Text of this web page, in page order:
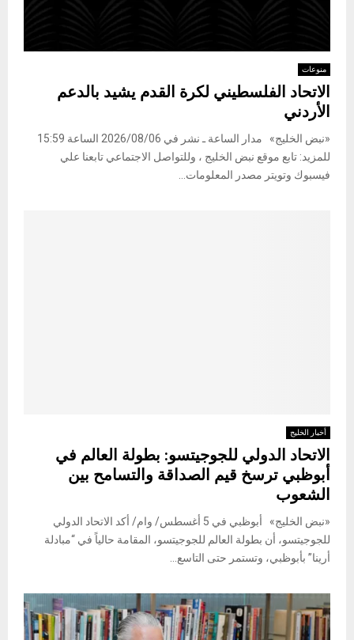
منوعات
الاتحاد الفلسطيني لكرة القدم يشيد بالدعم
الأردني
«نبض الخليج» مدار الساعة ـ نشر في 2026/08/06 الساعة 15:59
للمزيد: تابع موقع نبض الخليج ، وللتواصل الاجتماعي تابعنا علي
فيسبوك وتويتر مصدر المعلومات...
أخبار الخليج
الاتحاد الدولي للجوجيتسو: بطولة العالم في
أبوظبي ترسخ قيم الصداقة والتسامح بين
الشعوب
«نبض الخليج» أبوظبي في 5 أغسطس/ وام/ أكد الاتحاد الدولي
للجوجيتسو، أن بطولة العالم للجوجيتسو، المقامة حالياً في “مبادلة
أرينا” بأبوظبي، وتستمر حتى التاسع...